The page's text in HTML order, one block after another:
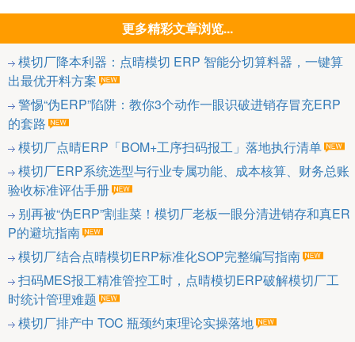
更多精彩文章浏览...
模切厂降本利器：点晴模切 ERP 智能分切算料器，一键算
出最优开料方案
警惕“伪ERP”陷阱：教你3个动作一眼识破进销存冒充ERP
的套路
模切厂点晴ERP「BOM+工序扫码报工」落地执行清单
模切厂ERP系统选型与行业专属功能、成本核算、财务总账
验收标准评估手册
别再被“伪ERP”割韭菜！模切厂老板一眼分清进销存和真ER
P的避坑指南
模切厂结合点晴模切ERP标准化SOP完整编写指南
扫码MES报工精准管控工时，点晴模切ERP破解模切厂工
时统计管理难题
模切厂排产中 TOC 瓶颈约束理论实操落地